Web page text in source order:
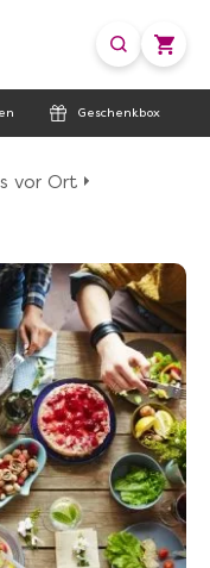
Geschenkbox
vor Ort